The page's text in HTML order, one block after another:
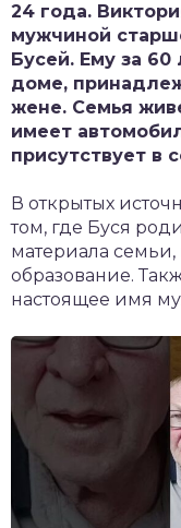
24 года.
мужчиной
Бусей. Ему за
доме,
жене. Семья
имеет
присутствует в
В открытых
том, где Буся
материала
образование.
настоящее имя